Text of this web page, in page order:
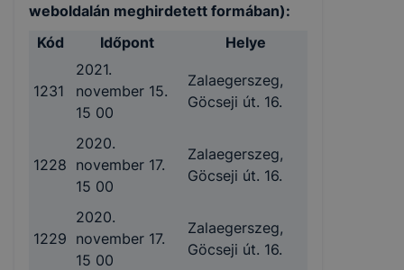
weboldalán meghirdetett formában):
Kód
Időpont Helye
1231
2021.
november 15.
15 00
Zalaegerszeg,
Göcseji út. 16.
1228
2020.
november 17.
15 00
Zalaegerszeg,
Göcseji út. 16.
1229
2020.
november 17.
15 00
Zalaegerszeg,
Göcseji út. 16.